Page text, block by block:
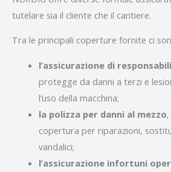
tutelare sia il cliente che il cantiere.
Tra le principali coperture fornite ci
l’assicurazione di
protegge da danni a terzi e
l’uso della macchina;
la polizza per danni al mezzo
copertura per riparazioni,
vandalici;
l’assicurazione infortuni